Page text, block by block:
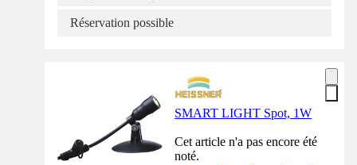
Réservation possible
SMART LIGHT Spot, 1W
Cet article n'a pas encore été
noté.